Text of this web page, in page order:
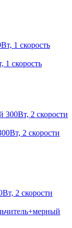
1 скорость
2 скорости